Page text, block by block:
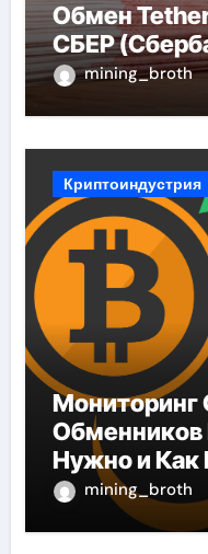
Обмен Tether
СБЕР
mining_broth
Криптоиндустрия
Мониторинг
Обменников
Нужно и
Сервис
mining_broth